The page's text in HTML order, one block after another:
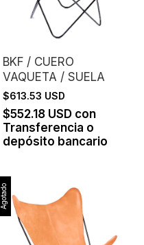
BKF / CUERO
VAQUETA / SUELA
$613.53 USD
$552.18 USD con
Transferencia o
depósito bancario
Agotado